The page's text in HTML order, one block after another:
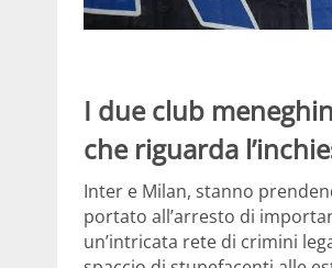
I due club
che riguarda
Inter e Milan, stanno
portato all’arresto di
un’intricata rete di crimini